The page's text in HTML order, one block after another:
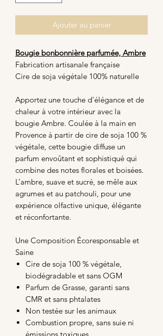
Ajouter au panier
Bougie bonbonnière parfumée, Ambre
Fabrication artisanale française
Cire de soja végétale 100% naturelle
Apportez une touche d’élégance et de
chaleur à votre intérieur avec la
bougie Ambre. Coulée à la main en
Provence à partir de cire de soja 100 %
végétale, cette bougie diffuse un
parfum envoûtant et sophistiqué qui
combine des notes florales et boisées.
L’ambre, suave et sucré, se mêle aux
agrumes et au patchouli, pour une
expérience olfactive unique, élégante
et réconfortante.
Une Composition Écoresponsable et
Saine
Cire de soja 100 % végétale,
biodégradable et sans OGM
Parfum de Grasse, garanti sans
CMR et sans phtalates
Non testée sur les animaux
Combustion propre, sans suie ni